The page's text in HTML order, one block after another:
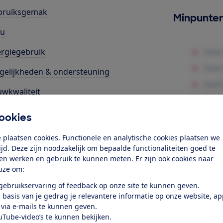
plaatsen cookies. Functionele en analytische cookies plaatsen we
Deze zijn noodzakelijk om bepaalde functionaliteiten goed te
werken en gebruik te kunnen meten. Er zijn ook cookies naar
om:
of feedback op onze site te kunnen geven.
basis van je gedrag je relevantere informatie op onze website,
e-mails te kunnen geven.
video’s te kunnen bekijken.
& ondersteuning
toegang tot deze test?
Word lid